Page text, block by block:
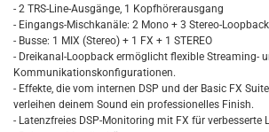
- 2 TRS-Line-Ausgänge, 1 Kopfhörerausgang
- Eingangs-Mischkanäle: 2 Mono + 3 Stereo-
- Busse: 1 MIX (Stereo) + 1 FX + 1 STEREO
- Dreikanal-Loopback ermöglicht flexible Streaming-
Kommunikationskonfigurationen.
- Effekte, die vom internen DSP und der Basic FX
verleihen deinem Sound ein professionelles Finish.
- Latenzfreies DSP-Monitoring mit FX für verbesserte